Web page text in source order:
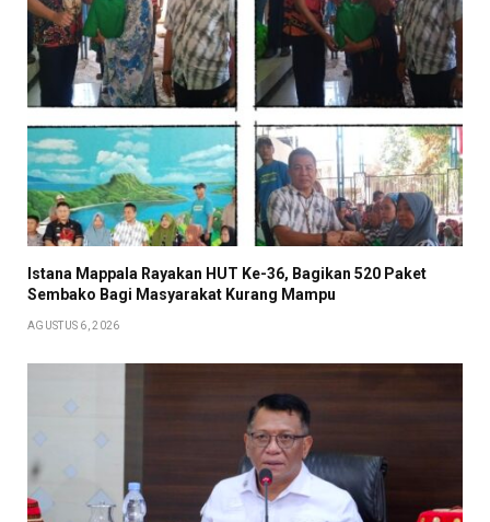
Istana Mappala Rayakan HUT Ke-36, Bagikan 520 Paket
Sembako Bagi Masyarakat Kurang Mampu
AGUSTUS 6, 2026